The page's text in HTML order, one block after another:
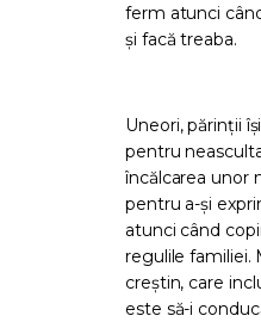
ferm atunci
și facă treaba.
Uneori, părinții
pentru
încălcarea unor
pentru a-și
atunci când
regulile familiei.
creștin, care
este să-i